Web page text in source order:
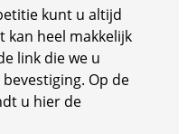
kunt u altijd
kan heel makkelijk
link die we u
Op de
u hier de